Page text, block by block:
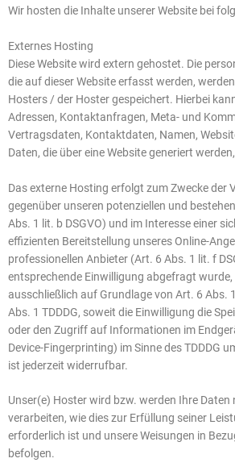
Wir hosten die Inhalte unserer Website bei
Externes Hosting
Diese Website wird extern gehostet. Die
die auf dieser Website erfasst werden,
Hosters / der Hoster gespeichert. Hierbei
Adressen, Kontaktanfragen, Meta- und
Vertragsdaten, Kontaktdaten, Namen,
Daten, die über eine Website generiert
Das externe Hosting erfolgt zum Zwecke der
gegenüber unseren potenziellen und
Abs. 1 lit. b DSGVO) und im Interesse einer
effizienten Bereitstellung unseres Online-
professionellen Anbieter (Art. 6 Abs. 1 lit. f
entsprechende Einwilligung abgefragt
ausschließlich auf Grundlage von Art. 6 Abs.
Abs. 1 TDDDG, soweit die Einwilligung die
oder den Zugriff auf Informationen im
Device-Fingerprinting) im Sinne des TDDDG
ist jederzeit widerrufbar.
Unser(e) Hoster wird bzw. werden Ihre Daten
verarbeiten, wie dies zur Erfüllung seiner
erforderlich ist und unsere Weisungen in
befolgen.